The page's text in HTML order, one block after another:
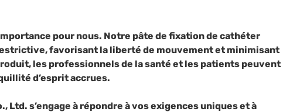
pour nous. Notre pâte de fixation de cathéter
favorisant la liberté de mouvement et minimisant
les professionnels de la santé et les patients peuvent
d’esprit accrues.
Ltd. s’engage à répondre à vos exigences uniques et à